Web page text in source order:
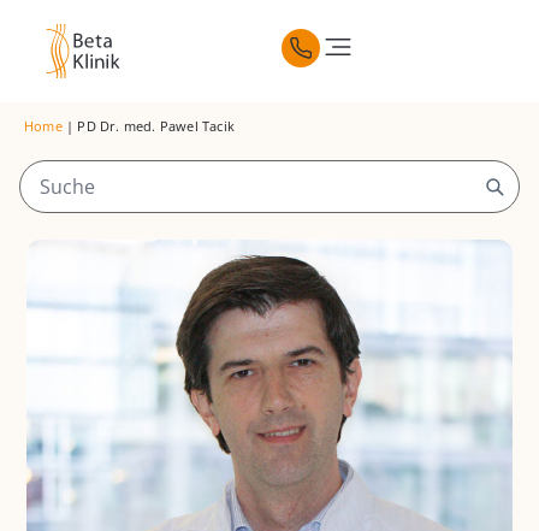
Home| PD Dr. med. Pawel Tacik